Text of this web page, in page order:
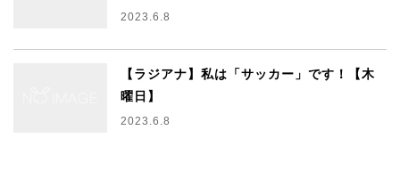
2023.6.8
【ラジアナ】私は「サッカー」です！【木
曜日】
2023.6.8